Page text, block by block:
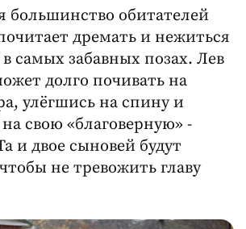
большинство обитателей
дремать и нежиться
самых забавных позах. Лев
долго почивать на
улёгшись на спину и
свою «благоверную» -
и двое сыновей будут
не тревожить главу